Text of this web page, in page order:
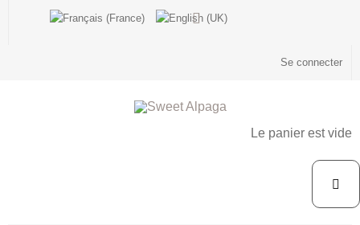
Se connecter
Le panier est vide